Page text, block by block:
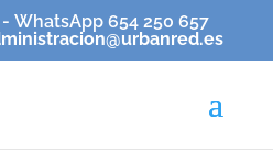
WhatsApp 654 250 657